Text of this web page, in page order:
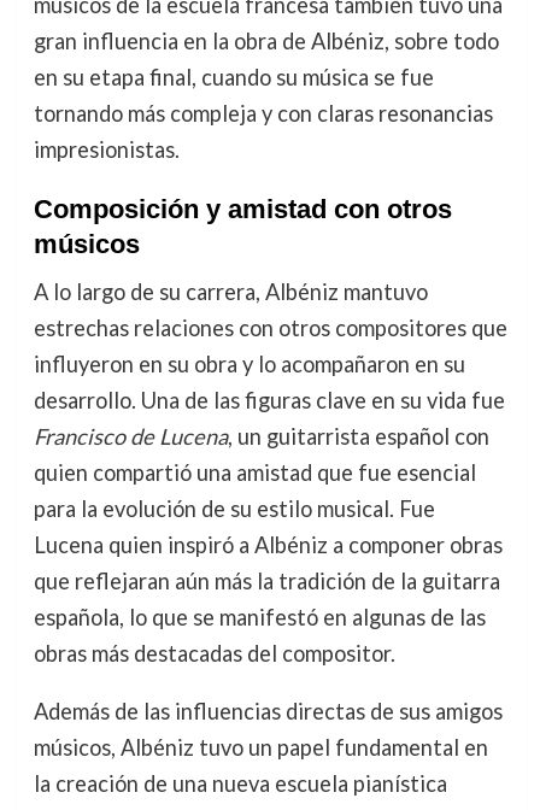
gran influencia en la obra de Albéniz, sobre todo
en su etapa final, cuando su música se fue
tornando más compleja y con claras resonancias
impresionistas.
Composición y amistad con otros
músicos
A lo largo de su carrera, Albéniz mantuvo
estrechas relaciones con otros compositores que
influyeron en su obra y lo acompañaron en su
desarrollo. Una de las figuras clave en su vida fue
Francisco de Lucena, un guitarrista español con
quien compartió una amistad que fue esencial
para la evolución de su estilo musical. Fue
Lucena quien inspiró a Albéniz a componer obras
que reflejaran aún más la tradición de la guitarra
española, lo que se manifestó en algunas de las
obras más destacadas del compositor.
Además de las influencias directas de sus amigos
músicos, Albéniz tuvo un papel fundamental en
la creación de una nueva escuela pianística